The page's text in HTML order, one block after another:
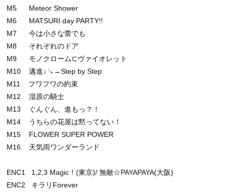
M5 Meteor Shower
M6 MATSURI day PARTY!!
M7 今は小さな蕾でも
M8 それぞれのドア
M9 モノクローム⊂ヴァイオレット
M10 邁進↓↘→Step by Step
M11 フワフワの約束
M12 湿原の騎士
M13 ぐんぐん、進もっ？！
M14 うちらの花屋は黙ってない！
M15 FLOWER SUPER POWER
M16 天気雨ワンダーランド
ENC1 1,2,3 Magic！(東京)/ 無敵☆PAYAPAYA(大阪)
ENC2 キラリForever